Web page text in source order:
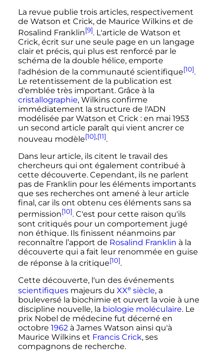
La revue publie trois articles, respectivement
de Watson et Crick, de Maurice Wilkins et de
Rosalind Franklin[9]. L'article de Watson et
Crick, écrit sur une seule page en un langage
clair et précis, qui plus est renforcé par le
schéma de la double hélice, emporte
l'adhésion de la communauté scientifique[10].
Le retentissement de la publication est
d'emblée très important. Grâce à la
cristallographie, Wilkins confirme
immédiatement la structure de l'ADN
modélisée par Watson et Crick : en mai 1953
un second article paraît qui vient ancrer ce
nouveau modèle[10],[11].
Dans leur article, ils citent le travail des
chercheurs qui ont également contribué à
cette découverte. Cependant, ils ne parlent
pas de Franklin pour les éléments importants
que ses recherches ont amené à leur article
final, car ils ont obtenu ces éléments sans sa
permission[10]. C'est pour cette raison qu'ils
sont critiqués pour un comportement jugé
non éthique. Ils finissent néanmoins par
reconnaître l’apport de Rosalind Franklin à la
découverte qui a fait leur renommée en guise
de réponse à la critique[10].
Cette découverte, l'un des événements
scientifiquesmajeurs du XXesiècle, a
bouleversé la biochimie et ouvert la voie à une
discipline nouvelle, la biologie moléculaire. Le
prix Nobel de médecine fut décerné en
octobre 1962à James Watson ainsi qu'à
Maurice Wilkins et Francis Crick, ses
compagnons de recherche.